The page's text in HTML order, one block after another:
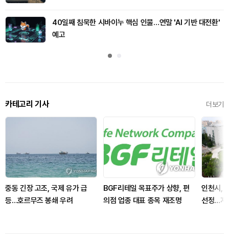
40일째 침묵한 시바이누 핵심 인물…연말 'AI 기반 대전환'
예고
카테고리 기사 더보기
중동 긴장 고조, 국제 유가 급
등…호르무즈 봉쇄 우려
BGF리테일 목표주가 상향, 편
의점 업종 대표 종목 재조명
인천시,
선정…지